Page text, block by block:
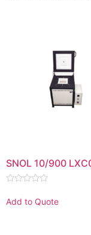
SNOL 10/900
0
out
Add to Quote